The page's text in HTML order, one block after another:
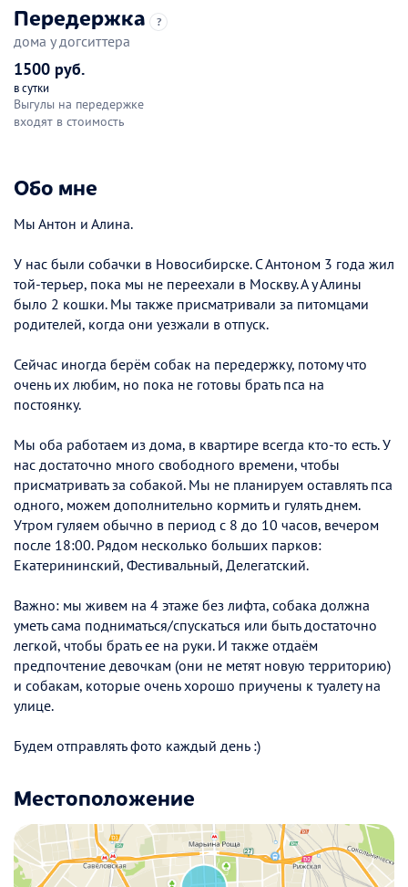
Передержка ?
дома у догситтера
1500 руб.
в сутки
Выгулы на передержке
входят в стоимость
Обо мне
Мы Антон и Алина.
У нас были собачки в Новосибирске. С Антоном 3 года жил
той-терьер, пока мы не переехали в Москву. А у Алины
было 2 кошки. Мы также присматривали за питомцами
родителей, когда они уезжали в отпуск.
Сейчас иногда берём собак на передержку, потому что
очень их любим, но пока не готовы брать пса на
постоянку.
Мы оба работаем из дома, в квартире всегда кто-то есть. У
нас достаточно много свободного времени, чтобы
присматривать за собакой. Мы не планируем оставлять пса
одного, можем дополнительно кормить и гулять днем.
Утром гуляем обычно в период с 8 до 10 часов, вечером
после 18:00. Рядом несколько больших парков:
Екатерининский, Фестивальный, Делегатский.
Важно: мы живем на 4 этаже без лифта, собака должна
уметь сама подниматься/спускаться или быть достаточно
легкой, чтобы брать ее на руки. И также отдаём
предпочтение девочкам (они не метят новую территорию)
и собакам, которые очень хорошо приучены к туалету на
улице.
Будем отправлять фото каждый день :)
Местоположение